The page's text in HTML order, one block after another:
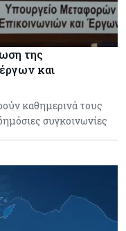
της
και
καθημερινά τους
συγκοινωνίες